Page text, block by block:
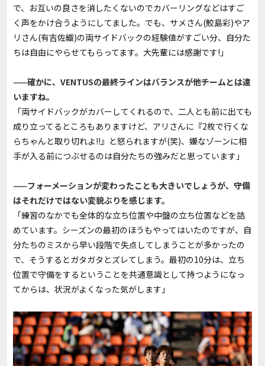
で、お互いの良さを消したくないのでカバーリングなどはすご
く声をかけ合うようにしてました。でも、サメさん(鮫島彩)やア
リさん(有吉佐織)の両サイドバックの経験値がすごい分、自分た
ちは自由にやらせてもらってます。大先輩には感謝です!」
——確かに、VENTUSの最終ラインはバランスが他チームとは違
いますね。
「両サイドバックがカバーしてくれるので、二人とも前に出ても
成り立ってるところもありますけど、アリさんに『2枚で行くな
らちゃんと取り切れよ!!』と怒られますが(笑)、嫌なゾーンに相
手が入る前につぶせるのは自分たちの強みだと思っています」
——フォーメーションが変わったことも大きいでしょうが、守備
はそれだけではない変貌ぶりを感じます。
「練習のなかでも全体的な立ち位置や中盤の立ち位置などを詰
めています。シーズンの最初のほうもやってはいたのですが、自
分たちのミスから早い段階で失点してしまうことが多かったの
で、そうするとガタガタとズレてしまう。最初の10分は、立ち
位置で守備をするということを共通意識として持つようになっ
てからは、状況がよくなった気がします」